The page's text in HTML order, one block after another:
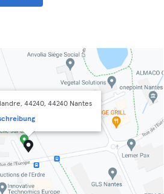
44240, 44240 Nantes